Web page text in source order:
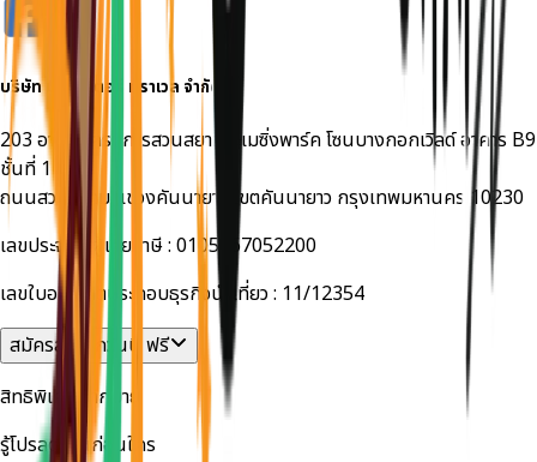
บริษัท มอนสเตอร์ ทราเวล จำกัด
203 อาคารโครงการสวนสยามอะเมซิ่งพาร์ค โซนบางกอกเวิลด์ อาคาร B9
ชั้นที่ 1
ถนนสวนสยาม แขวงคันนายาว เขตคันนายาว กรุงเทพมหานคร 10230
เลขประจำตัวผู้เสียภาษี : 0105567052200
เลขใบอนุญาตประกอบธุรกิจนำเที่ยว : 11/12354
สมัครสมาชิกวันนี้ ฟรี
สิทธิพิเศษมากมาย
รู้โปรลดด่วนก่อนใคร